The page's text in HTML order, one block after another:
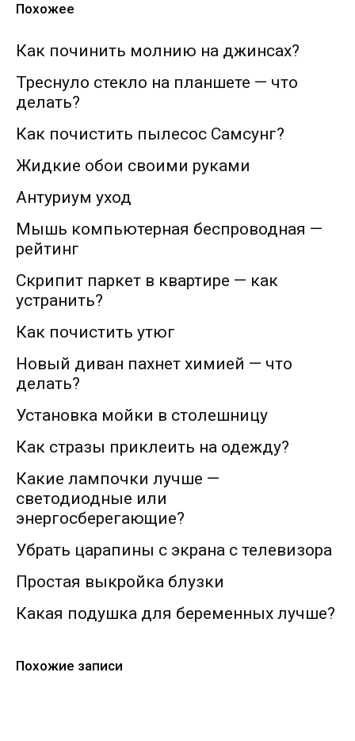
Похожее
Как починить молнию на джинсах?
Треснуло стекло на планшете — что
делать?
Как почистить пылесос Самсунг?
Жидкие обои своими руками
Антуриум уход
Мышь компьютерная беспроводная —
рейтинг
Скрипит паркет в квартире — как
устранить?
Как почистить утюг
Новый диван пахнет химией — что
делать?
Установка мойки в столешницу
Как стразы приклеить на одежду?
Какие лампочки лучше —
светодиодные или
энергосберегающие?
Убрать царапины с экрана с телевизора
Простая выкройка блузки
Какая подушка для беременных лучше?
Похожие записи